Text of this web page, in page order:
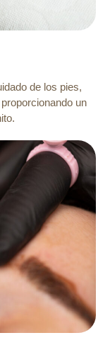
de los pies,
un